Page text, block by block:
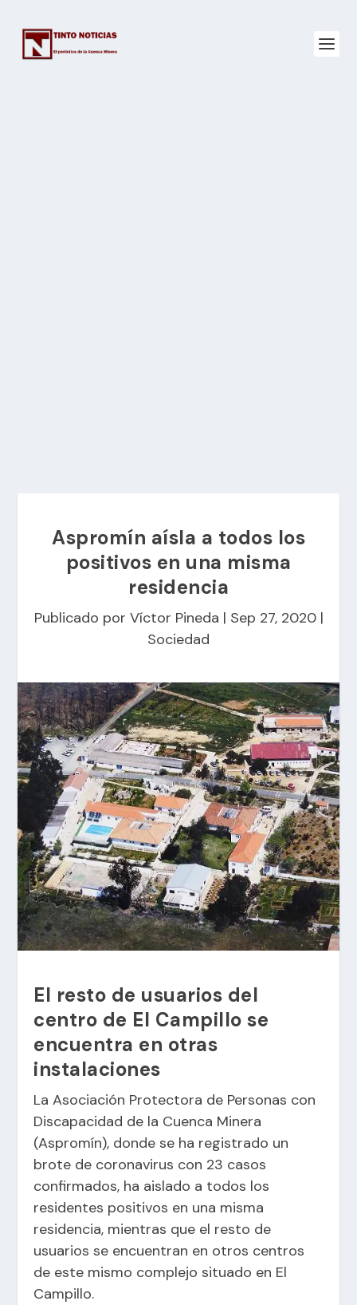
Aspromín aísla a todos los
positivos en una misma
residencia
Publicado por Víctor Pineda | Sep 27, 2020|
Sociedad
El resto de usuarios del
centro de El Campillo se
encuentra en otras
instalaciones
La Asociación Protectora de Personas con
Discapacidad de la Cuenca Minera
(Aspromín), donde se ha registrado un
brote de coronavirus con 23 casos
confirmados, ha aislado a todos los
residentes positivos en una misma
residencia, mientras que el resto de
usuarios se encuentran en otros centros
de este mismo complejo situado en El
Campillo.